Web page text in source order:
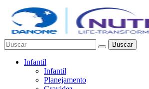
Buscar
Infantil
Infantil
Planejamento